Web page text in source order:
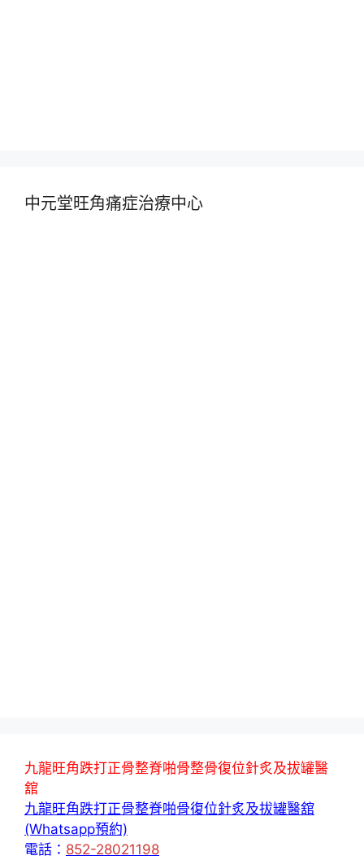
中元堂旺角痛症治療中心
九龍旺角跌打正骨整脊啪骨整骨復位針炙及拔罐醫
舘
九龍旺角跌打正骨整脊啪骨復位針炙及拔罐醫舘
(Whatsapp預約)
電話： 852-28021198